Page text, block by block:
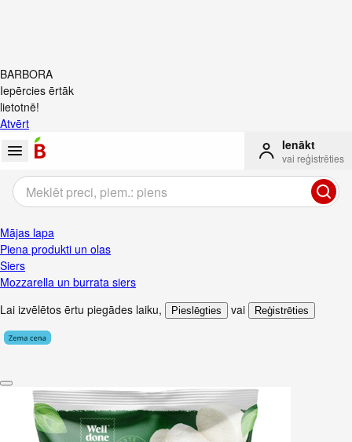
BARBORA
Iepērcies ērtāk
lietotnē!
Atvērt
Ienākt
vai reģistrēties
Mājas lapa
Piena produkti un olas
Siers
Mozzarella un burrata siers
Lai izvēlētos ērtu piegādes laiku, Pieslēgties vai Reģistrēties